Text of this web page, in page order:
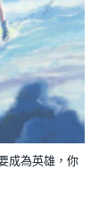
成為英雄，你